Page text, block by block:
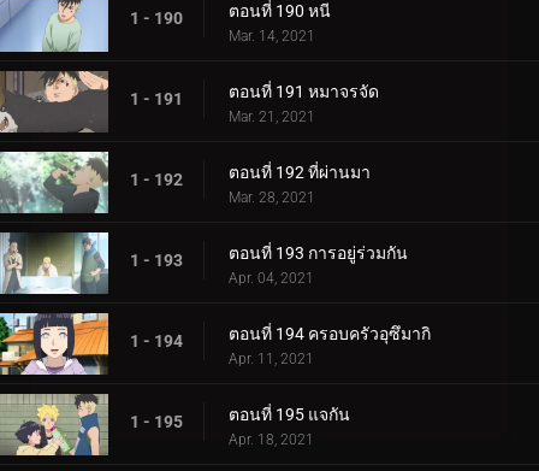
1 - 190 ตอนที่ 190 หนี
Mar. 14, 2021
1 - 191 ตอนที่ 191 หมาจรจัด
Mar. 21, 2021
1 - 192 ตอนที่ 192 ที่ผ่านมา
Mar. 28, 2021
1 - 193 ตอนที่ 193 การอยู่ร่วมกัน
Apr. 04, 2021
1 - 194 ตอนที่ 194 ครอบครัวอุซึมากิ
Apr. 11, 2021
1 - 195 ตอนที่ 195 แจกัน
Apr. 18, 2021